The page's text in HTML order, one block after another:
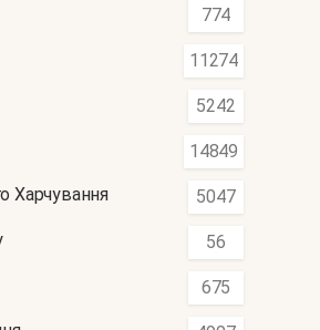
774
11274
5242
14849
Харчування 5047
56
675